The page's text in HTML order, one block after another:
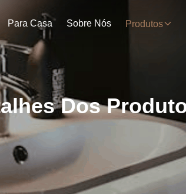
Para Casa Sobre Nós Produtos
Dos